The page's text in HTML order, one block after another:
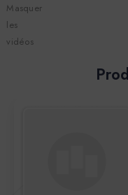
Masquer
les
vidéos